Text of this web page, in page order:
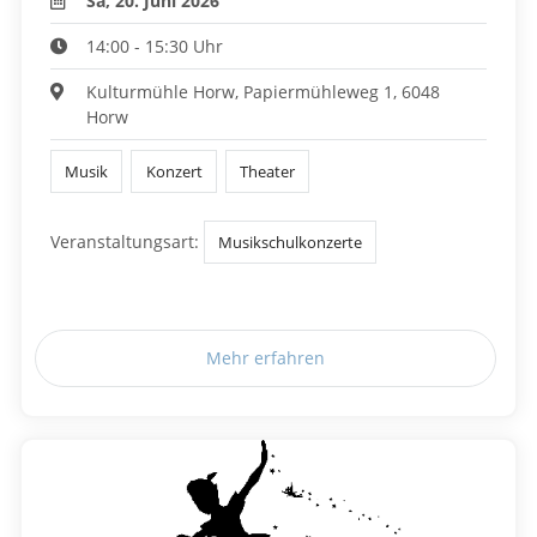
14:00 - 15:30 Uhr
Kulturmühle Horw, Papiermühleweg 1, 6048
Horw
Musik Konzert Theater
Veranstaltungsart: Musikschulkonzerte
Mehr erfahren